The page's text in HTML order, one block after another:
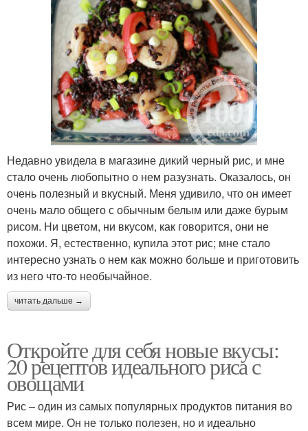
Недавно увидела в магазине дикий черный рис, и мне
стало очень любопытно о нем разузнать. Оказалось, он
очень полезный и вкусный. Меня удивило, что он имеет
очень мало общего с обычным белым или даже бурым
рисом. Ни цветом, ни вкусом, как говорится, они не
похожи. Я, естественно, купила этот рис; мне стало
интересно узнать о нем как можно больше и приготовить
из него что-то необычайное.
читать дальше →
Откройте для себя новые вкусы:
20 рецептов идеального риса с
овощами
Рис – один из самых популярных продуктов питания во
всем мире. Он не только полезен, но и идеально